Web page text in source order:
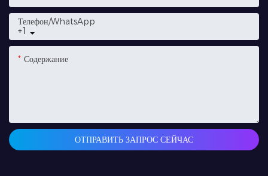
+1
Телефон/WhatsApp
Содержание
ОТПРАВИТЬ ЗАПРОС СЕЙЧАС